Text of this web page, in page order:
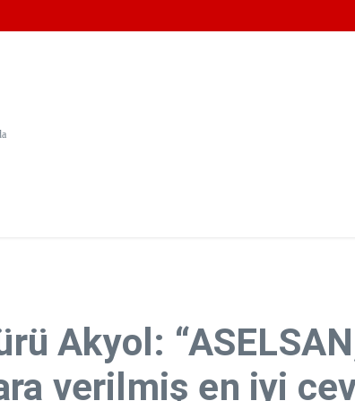
Akyol:
verilmiş en iyi